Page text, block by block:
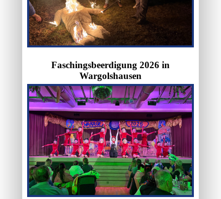
Faschingsbeerdigung 2026 in
Wargolshausen